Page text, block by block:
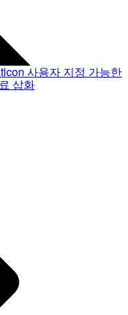
사용자 지정 가능한
삽화